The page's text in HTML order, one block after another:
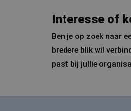
Interesse of
Ben je op zoek naar
bredere blik wil
past bij jullie